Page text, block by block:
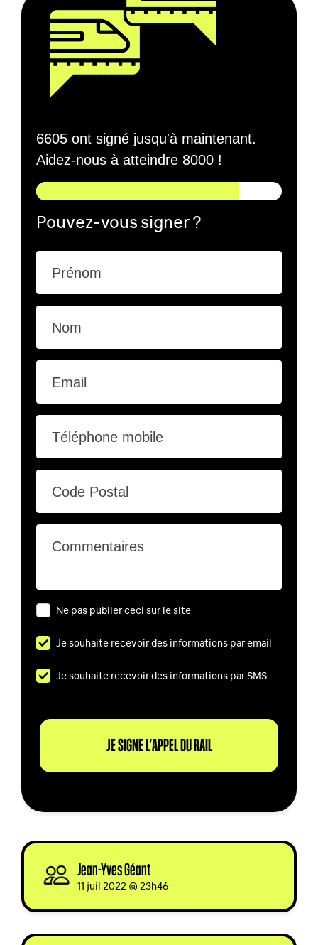
6605 ont signé jusqu'à maintenant.
Aidez-nous à atteindre 8000 !
Pouvez-vous signer ?
Prénom
Nom
Email
Téléphone mobile
Code Postal
Commentaires
Ne pas publier ceci sur le site
Je souhaite recevoir des informations par email
Je souhaite recevoir des informations par SMS
Jean-Yves Géant
11 juil 2022 @ 23h46